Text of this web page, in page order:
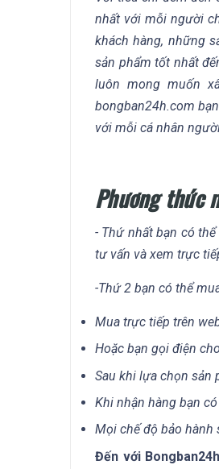
nhất với mỗi người
khách hàng, những
sản phẩm tốt nhất
luôn mong muốn
bongban24h.com
với mỗi cá nhân
Phương thức
- Thứ nhất bạn có
tư vấn và xem trực
-Thứ 2 bạn có thể
Mua trực tiếp trên
Hoặc bạn gọi điện
Sau khi lựa chọn sản
Khi nhận hàng bạn
Mọi chế độ bảo hành
Đến với